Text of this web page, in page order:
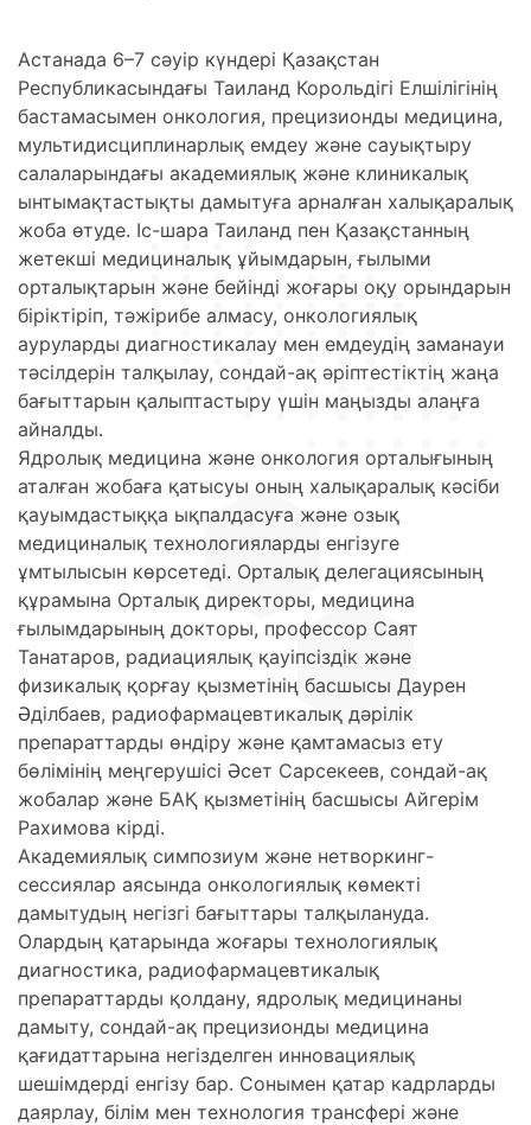
Астанада 6–7 сәуір күндері Қазақстан
Республикасындағы Таиланд Корольдігі Елшілігінің
бастамасымен онкология, прецизионды медицина,
мультидисциплинарлық емдеу және сауықтыру
салаларындағы академиялық және клиникалық
ынтымақтастықты дамытуға арналған халықаралық
жоба өтуде. Іс-шара Таиланд пен Қазақстанның
жетекші медициналық ұйымдарын, ғылыми
орталықтарын және бейінді жоғары оқу орындарын
біріктіріп, тәжірибе алмасу, онкологиялық
ауруларды диагностикалау мен емдеудің заманауи
тәсілдерін талқылау, сондай-ақ әріптестіктің жаңа
бағыттарын қалыптастыру үшін маңызды алаңға
айналды.
Ядролық медицина және онкология орталығының
аталған жобаға қатысуы оның халықаралық кәсіби
қауымдастыққа ықпалдасуға және озық
медициналық технологияларды енгізуге
ұмтылысын көрсетеді. Орталық делегациясының
құрамына Орталық директоры, медицина
ғылымдарының докторы, профессор Саят
Танатаров, радиациялық қауіпсіздік және
физикалық қорғау қызметінің басшысы Даурен
Әділбаев, радиофармацевтикалық дәрілік
препараттарды өндіру және қамтамасыз ету
бөлімінің меңгерушісі Әсет Сарсекеев, сондай-ақ
жобалар және БАҚ қызметінің басшысы Айгерім
Рахимова кірді.
Академиялық симпозиум және нетворкинг-
сессиялар аясында онкологиялық көмекті
дамытудың негізгі бағыттары талқылануда.
Олардың қатарында жоғары технологиялық
диагностика, радиофармацевтикалық
препараттарды қолдану, ядролық медицинаны
дамыту, сондай-ақ прецизионды медицина
қағидаттарына негізделген инновациялық
шешімдерді енгізу бар. Сонымен қатар кадрларды
даярлау, білім мен технология трансфері және